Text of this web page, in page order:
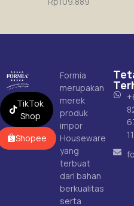
TikTok
Shop
Shopee
Formia
merupakan
merek
produk
impor
Houseware
yang
terbuat
dari bahan
berkualitas
serta